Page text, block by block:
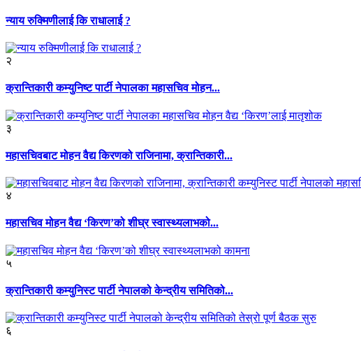
न्याय रुक्मिणीलाई कि राधालाई ?
२
क्रान्तिकारी कम्युनिष्ट पार्टी नेपालका महासचिव मोहन...
३
महासचिवबाट मोहन वैद्य किरणको राजिनामा, क्रान्तिकारी...
४
महासचिव मोहन वैद्य ‘किरण’को शीघ्र स्वास्थ्यलाभको...
५
क्रान्तिकारी कम्युनिस्ट पार्टी नेपालको केन्द्रीय समितिको...
६